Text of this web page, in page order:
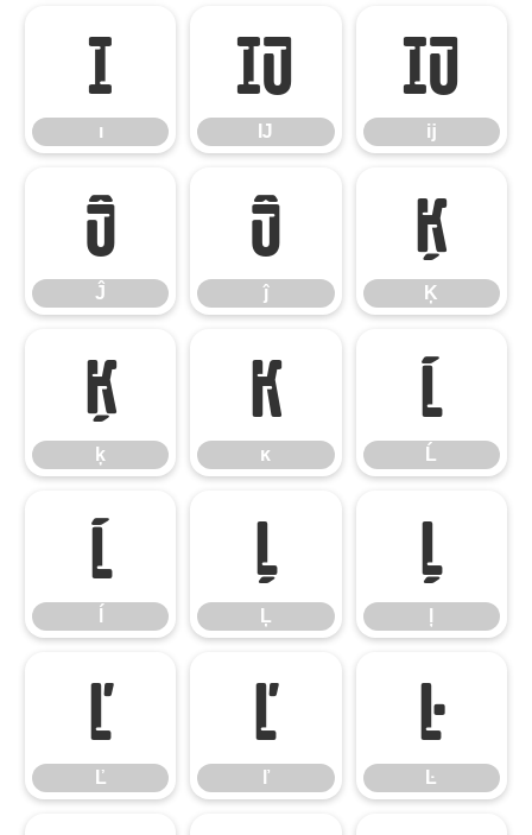
ı
ı
Ĳ
Ĳ
ĳ
ĳ
Ĵ
Ĵ
ĵ
ĵ
Ķ
Ķ
ķ
ķ
ĸ
ĸ
Ĺ
Ĺ
ĺ Ļ
Ļ
ļ
Ľ
Ľ
ľ
ľ
Ŀ
Ŀ